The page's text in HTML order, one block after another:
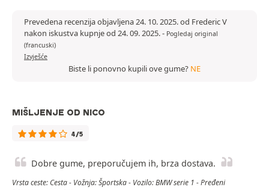
Prevedena recenzija objavljena 24. 10. 2025. od Frederic V
nakon iskustva kupnje od 24. 09. 2025.- Pogledaj original
(francuski)
Izvješće
Biste li ponovno kupili ove gume? NE
MIŠLJENJE OD NICO
4/5
Dobre gume, preporučujem ih, brza dostava.
Vrsta ceste: Cesta - Vožnja: Športska - Vozilo: BMW serie 1 - Pređeni